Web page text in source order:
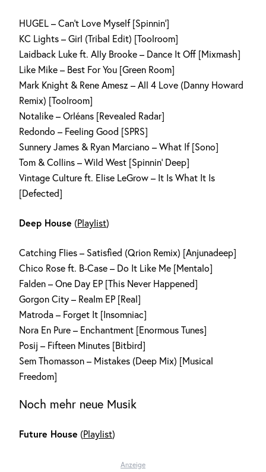
HUGEL – Can’t Love Myself [Spinnin‘]
KC Lights – Girl (Tribal Edit) [Toolroom]
Laidback Luke ft. Ally Brooke – Dance It Off [Mixmash]
Like Mike – Best For You [Green Room]
Mark Knight & Rene Amesz – All 4 Love (Danny Howard
Remix) [Toolroom]
Notalike – Orléans [Revealed Radar]
Redondo – Feeling Good [SPRS]
Sunnery James & Ryan Marciano – What If [Sono]
Tom & Collins – Wild West [Spinnin‘ Deep]
Vintage Culture ft. Elise LeGrow – It Is What It Is
[Defected]
Deep House (Playlist)
Catching Flies – Satisfied (Qrion Remix) [Anjunadeep]
Chico Rose ft. B-Case – Do It Like Me [Mentalo]
Falden – One Day EP [This Never Happened]
Gorgon City – Realm EP [Real]
Matroda – Forget It [Insomniac]
Nora En Pure – Enchantment [Enormous Tunes]
Posij – Fifteen Minutes [Bitbird]
Sem Thomasson – Mistakes (Deep Mix) [Musical
Freedom]
Noch mehr neue Musik
Future House (Playlist)
Anzeige